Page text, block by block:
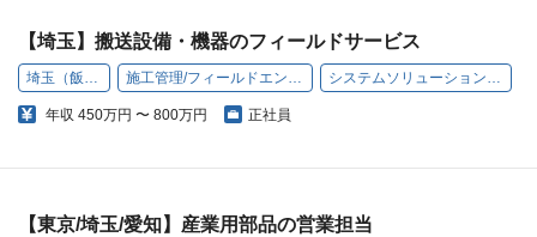
【埼玉】搬送設備・機器のフィールドサービス
埼玉（飯能） 施工管理/フィールドエンジニア システムソリューション事業部
年収 450万円 〜 800万円 正社員
【東京/埼玉/愛知】産業用部品の営業担当